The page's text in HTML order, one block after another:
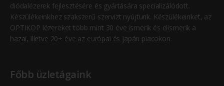
diódalézerek fejlesztésére és gyártására specializálódott.
Készülékeinkhez szakszerű szervizt nyújtunk. Készülékeinket, az
OPTIKOP lézereket több mint 30 éve ismerik és elismerik a
hazai, illetve 20+ éve az európai és japán piacokon.
Főbb üzletágaink